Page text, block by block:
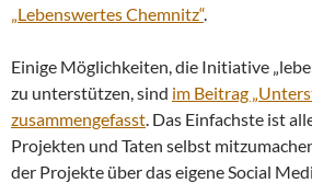
„Lebenswertes Chemnitz“.
Einige Möglichkeiten, die Initiative
zu unterstützen, sind im Beitrag
zusammengefasst . Das Einfachste ist
Projekten und Taten selbst
der Projekte über das eigene Social